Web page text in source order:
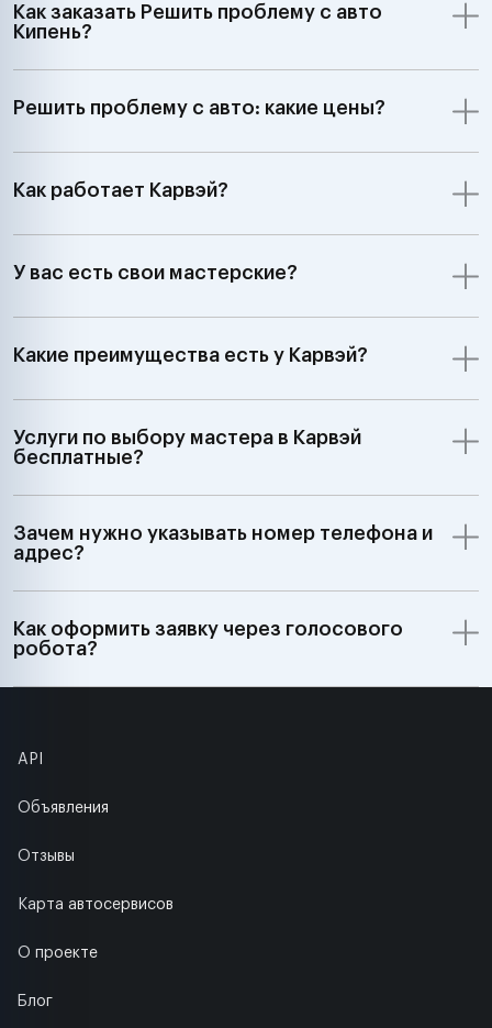
Как заказать Решить проблему с авто
Кипень?
Решить проблему с авто: какие цены?
Как работает Карвэй?
У вас есть свои мастерские?
Какие преимущества есть у Карвэй?
Услуги по выбору мастера в Карвэй
бесплатные?
Зачем нужно указывать номер телефона и
адрес?
Как оформить заявку через голосового
робота?
API
Объявления
Отзывы
Карта автосервисов
О проекте
Блог